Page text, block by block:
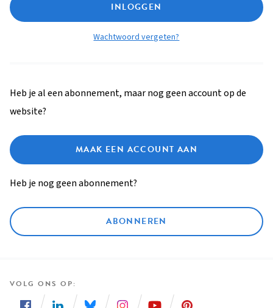
INLOGGEN
Wachtwoord vergeten?
Heb je al een abonnement, maar nog geen account op de
website?
MAAK EEN ACCOUNT AAN
Heb je nog geen abonnement?
ABONNEREN
VOLG ONS OP